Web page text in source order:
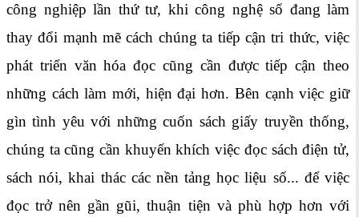
công nghiệp lần thứ tư, khi công nghệ số đang làm
thay đổi mạnh mẽ cách chúng ta tiếp cận tri thức, việc
phát triển văn hóa đọc cũng cần được tiếp cận theo
những cách làm mới, hiện đại hơn. Bên cạnh việc giữ
gìn tình yêu với những cuốn sách giấy truyền thống,
chúng ta cũng cần khuyến khích việc đọc sách điện tử,
sách nói, khai thác các nền tảng học liệu số... để việc
đọc trở nên gần gũi, thuận tiện và phù hợp hơn với